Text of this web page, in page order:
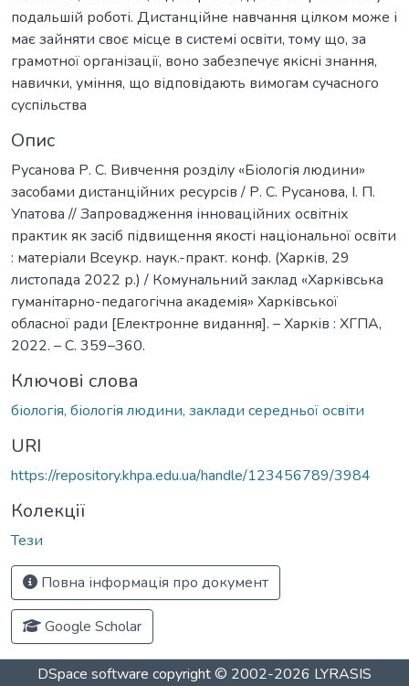
подальшій роботі. Дистанційне навчання цілком може і
має зайняти своє місце в системі освіти, тому що, за
грамотної організації, воно забезпечує якісні знання,
навички, уміння, що відповідають вимогам сучасного
суспільства
Опис
Русанова Р. С. Вивчення розділу «Біологія людини»
засобами дистанційних ресурсів / Р. С. Русанова, І. П.
Упатова // Запровадження інноваційних освітніх
практик як засіб підвищення якості національної освіти
: матеріали Всеукр. наук.-практ. конф. (Харків, 29
листопада 2022 р.) / Комунальний заклад «Харківська
гуманітарно-педагогічна академія» Харківської
обласної ради [Електронне видання]. – Харків : ХГПА,
2022. – С. 359–360.
Ключові слова
біологія, біологія людини, заклади середньої освіти
URI
https://repository.khpa.edu.ua/handle/123456789/3984
Колекції
Тези
Повна інформація про документ
Google Scholar
DSpace software copyright © 2002-2026 LYRASIS